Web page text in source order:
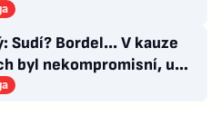
s Baníkem
Sudí? Bordel... V kauze
byl nekompromisní, u
taky!